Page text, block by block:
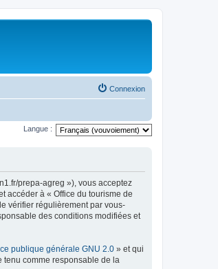
Connexion
Langue :
prepa-agreg »), vous acceptez
accéder à « Office du tourisme de
vérifier régulièrement par vous-
des conditions modifiées et
publique générale GNU 2.0 » et qui
tenu comme responsable de la